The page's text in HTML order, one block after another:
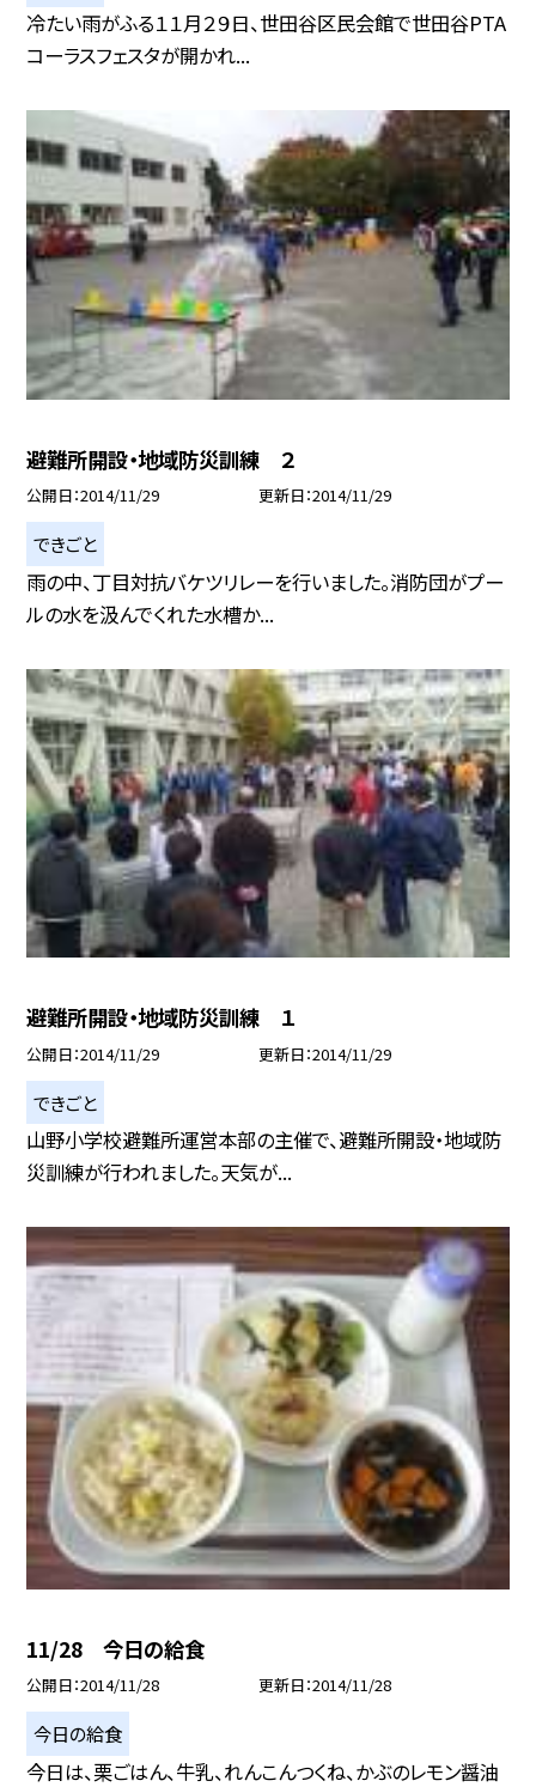
冷たい雨がふる１１月２９日、世田谷区民会館で世田谷PTA
コーラスフェスタが開かれ...
避難所開設・地域防災訓練 ２
公開日 2014/11/29 更新日 2014/11/29
できごと
雨の中、丁目対抗バケツリレーを行いました。消防団がプー
ルの水を汲んでくれた水槽か...
避難所開設・地域防災訓練 １
公開日 2014/11/29 更新日 2014/11/29
できごと
山野小学校避難所運営本部の主催で、避難所開設・地域防
災訓練が行われました。天気が...
11/28 今日の給食
公開日 2014/11/28 更新日 2014/11/28
今日の給食
今日は、栗ごはん、牛乳、れんこんつくね、かぶのレモン醤油